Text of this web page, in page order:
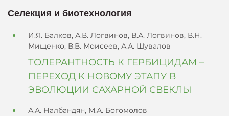
Селекция и биотехнология
И.Я. Балков, А.В. Логвинов, В.А. Логвинов, В.Н.
Мищенко, В.В. Моисеев, А.А. Шувалов
ТОЛЕРАНТНОСТЬ К ГЕРБИЦИДАМ –
ПЕРЕХОД К НОВОМУ ЭТАПУ В
ЭВОЛЮЦИИ САХАРНОЙ СВЕКЛЫ
А.А. Налбандян, М.А. Богомолов